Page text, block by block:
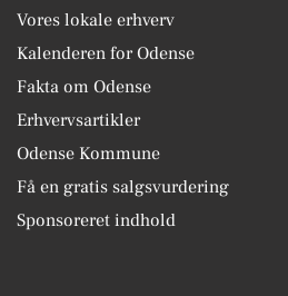
Vores lokale erhverv
Kalenderen for Odense
Fakta om Odense
Erhvervsartikler
Odense Kommune
Få en gratis salgsvurdering
Sponsoreret indhold